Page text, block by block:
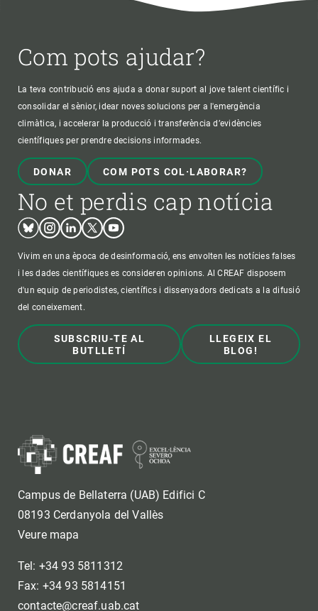
Com pots ajudar?
La teva contribució ens ajuda a donar suport al jove talent científic i
consolidar el sènior, idear noves solucions per a l'emergència
climàtica, i accelerar la producció i transferència d’evidències
científiques per prendre decisions informades.
DONAR COM POTS COL·LABORAR?
No et perdis cap notícia
BlueskyInstagram
LinkedinTwitterYoutube
Vivim en una època de desinformació, ens envolten les notícies falses
i les dades científiques es consideren opinions. Al CREAF disposem
d'un equip de periodistes, científics i dissenyadors dedicats a la difusió
del coneixement.
SUBSCRIU-TE AL
BUTLLETÍ
LLEGEIX EL
BLOG!
Campus de Bellaterra (UAB) Edifici C
08193 Cerdanyola del Vallès
Veure mapa
Tel: +34 93 5811312
Fax: +34 93 5814151
contacte@creaf.uab.cat